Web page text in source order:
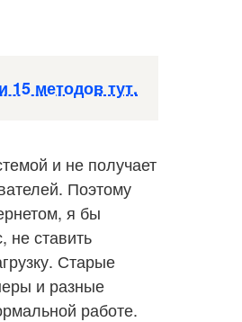
методов тут.
и не получает
Поэтому
я бы
не ставить
Старые
и разные
работе.